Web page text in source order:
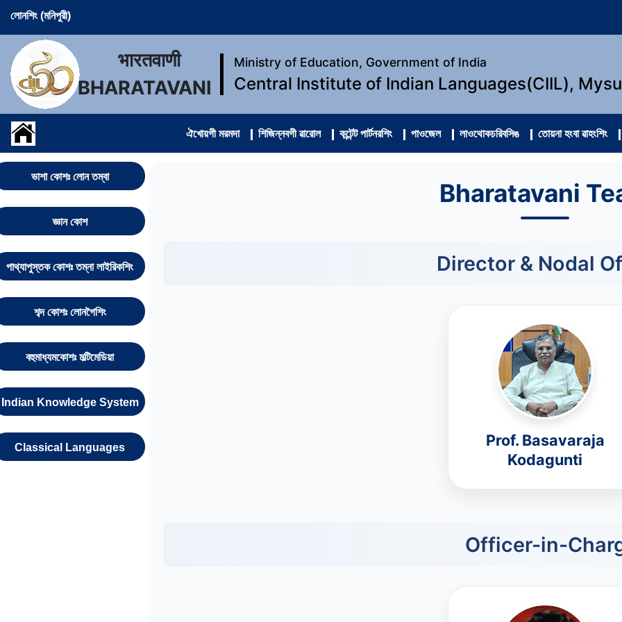
লোনশিং (মনিপুরী)
भारतवाणी
BHARATAVANI
Ministry of Education, Government of India
Central Institute of Indian Languages(CIIL),
ঐখোয়গী মরমদা শিজিন্নবগী ৱারোল কন্টেন্ট পার্টনরশিং পাওজেল লাওথোকচরিবসিঙ তোয়না হংবা ৱাহংশিং
ভাশা কোশঃ লোন তম্বা
জ্ঞান কোশ
পাথ্যাপুস্তক কোশঃ তম্না লাইরিকশিং
শব্দ কোশঃ লোনগৈশিং
বহুমাধ্যমকোশঃ মল্টিমেডিয়া
Indian Knowledge System
Classical Languages
Bharatavani
Director & Nodal
Prof. Basavaraja
Kodagunti
Officer-in-